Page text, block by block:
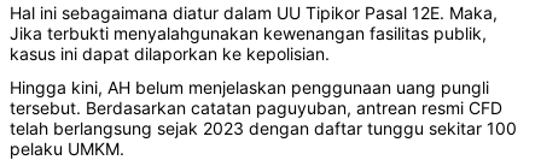
Hal ini sebagaimana diatur dalam UU Tipikor Pasal 12E. Maka,
Jika terbukti menyalahgunakan kewenangan fasilitas publik,
kasus ini dapat dilaporkan ke kepolisian.
Hingga kini, AH belum menjelaskan penggunaan uang pungli
tersebut. Berdasarkan catatan paguyuban, antrean resmi CFD
telah berlangsung sejak 2023 dengan daftar tunggu sekitar 100
pelaku UMKM.